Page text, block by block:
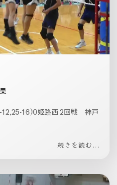
16)0姫路西 2回戦 神戸
続きを読む...